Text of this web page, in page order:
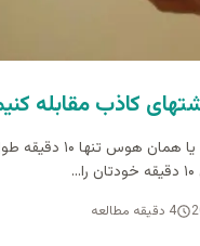
کاذب مقابله
اشتهای کاذب یا‌‌
4 دقیقه مطالعه